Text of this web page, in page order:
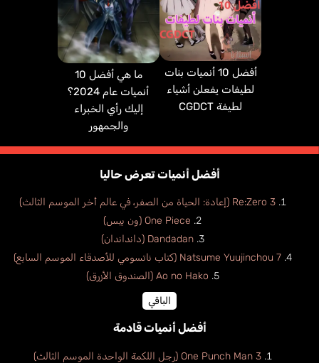
أفضل 10 أنميات بنات
لطيفات يفعلن أشياء
لطيفة CGDCT
ما هي أفضل 10
أنميات عام 2024؟
إليك رأي الخبراء
والجمهور
أفضل أنميات تعرض حاليا
Re:Zero 3 (إعادة: الحياة من الصفر، في عالم أخر الموسم الثالث)
One Piece (ون بيس)
Dandadan (دانداندان)
Natsume Yuujinchou 7 (كتاب ناتسومي للأصدقاء الموسم السابع)
Ao no Hako (الصندوق الأزرق)
الباقي
أفضل أنميات قادمة
One Punch Man 3 (رجل اللكمة الواحدة الموسم الثالث)